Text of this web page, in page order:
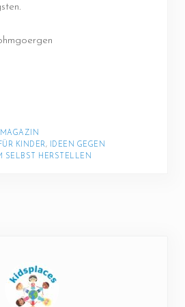
MAGAZIN
KINDER,
IDEEN GEGEN
SELBST HERSTELLEN